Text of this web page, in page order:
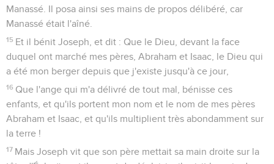
Manassé. Il posa ainsi ses mains de propos délibéré, car
Manassé était l'aîné.
15 Et il bénit Joseph, et dit : Que le Dieu, devant la face
duquel ont marché mes pères, Abraham et Isaac, le Dieu qui
a été mon berger depuis que j'existe jusqu'à ce jour,
16 Que l'ange qui m'a délivré de tout mal, bénisse ces
enfants, et qu'ils portent mon nom et le nom de mes pères
Abraham et Isaac, et qu'ils multiplient très abondamment sur
la terre !
17 Mais Joseph vit que son père mettait sa main droite sur la